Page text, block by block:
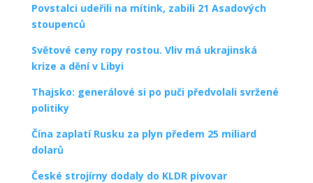
Povstalci udeřili na mítink, zabili 21 Asadových
stoupenců
Světové ceny ropy rostou. Vliv má ukrajinská
krize a dění v Libyi
Thajsko: generálové si po puči předvolali svržené
politiky
Čína zaplatí Rusku za plyn předem 25 miliard
dolarů
České strojírny dodaly do KLDR pivovar